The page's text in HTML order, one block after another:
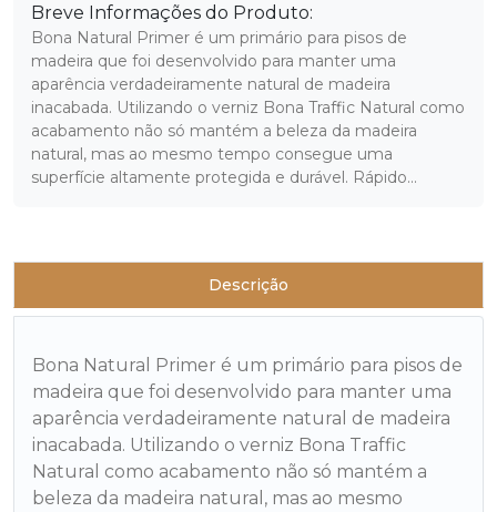
Breve Informações do Produto:
Bona Natural Primer é um primário para pisos de
madeira que foi desenvolvido para manter uma
aparência verdadeiramente natural de madeira
inacabada. Utilizando o verniz Bona Traffic Natural como
acabamento não só mantém a beleza da madeira
natural, mas ao mesmo tempo consegue uma
superfície altamente protegida e durável. Rápido...
Descrição
Bona Natural Primer é um primário para pisos de
madeira que foi desenvolvido para manter uma
aparência verdadeiramente natural de madeira
inacabada. Utilizando o verniz Bona Traffic
Natural como acabamento não só mantém a
beleza da madeira natural, mas ao mesmo